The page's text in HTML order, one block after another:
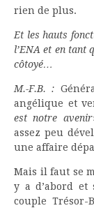
rien de plus.
Et les hauts
l’ENA et en tant
côtoyé…
M.-F.B. :
angélique et
est notre avenir
assez peu
une affaire
Mais il faut se
y a d’abord et
couple Trésor-